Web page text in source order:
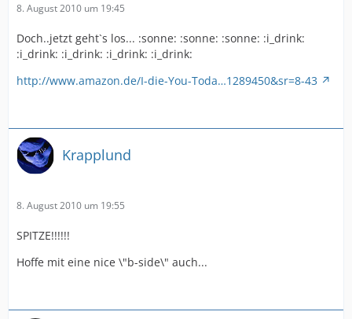
8. August 2010 um 19:45
Doch..jetzt geht`s los... :sonne: :sonne: :sonne: :i_drink:
:i_drink: :i_drink: :i_drink: :i_drink:
http://www.amazon.de/I-die-You-Toda…1289450&sr=8-43
Krapplund
8. August 2010 um 19:55
SPITZE!!!!!!
Hoffe mit eine nice \"b-side\" auch...